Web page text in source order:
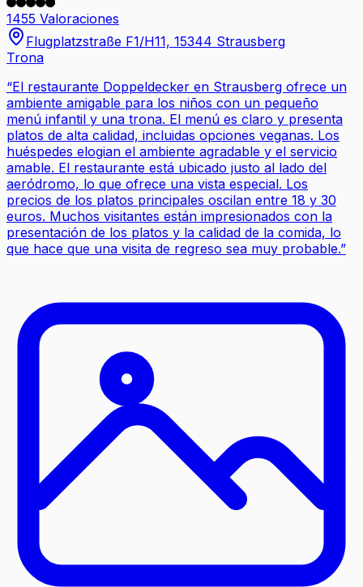
1455 Valoraciones
Flugplatzstraße F1/H11, 15344 Strausberg
Trona
“El restaurante Doppeldecker en Strausberg ofrece un
ambiente amigable para los niños con un pequeño
menú infantil y una trona. El menú es claro y presenta
platos de alta calidad, incluidas opciones veganas. Los
huéspedes elogian el ambiente agradable y el servicio
amable. El restaurante está ubicado justo al lado del
aeródromo, lo que ofrece una vista especial. Los
precios de los platos principales oscilan entre 18 y 30
euros. Muchos visitantes están impresionados con la
presentación de los platos y la calidad de la comida, lo
que hace que una visita de regreso sea muy probable.”